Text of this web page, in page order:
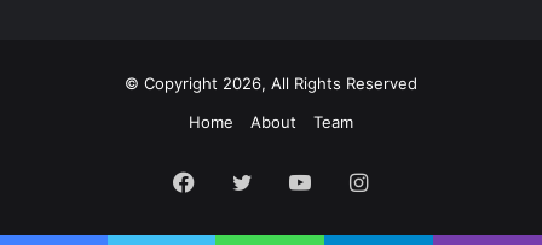
© Copyright 2026, All Rights Reserved
Home
About Team
Facebook
Twitter YouTubeInstagram